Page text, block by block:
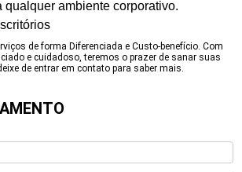
qualquer ambiente corporativo.
de forma Diferenciada e Custo-benefício. Com
e cuidadoso, teremos o prazer de sanar suas
de entrar em contato para saber mais.